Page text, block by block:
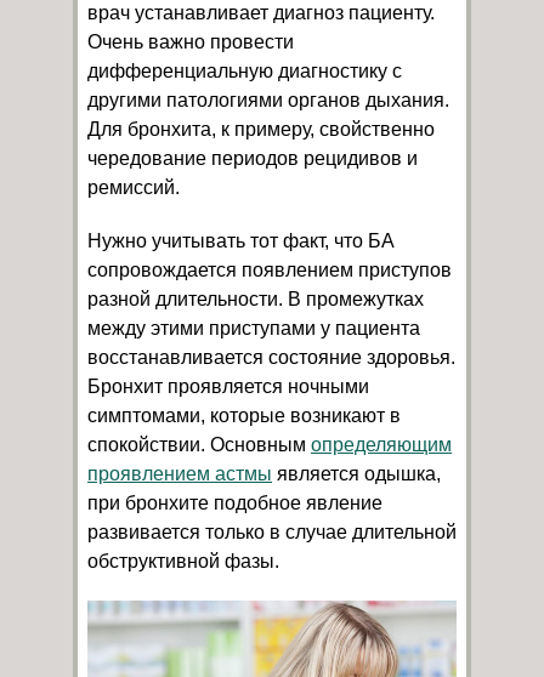
врач устанавливает диагноз пациенту.
Очень важно провести
дифференциальную диагностику с
другими патологиями органов дыхания.
Для бронхита, к примеру, свойственно
чередование периодов рецидивов и
ремиссий.
Нужно учитывать тот факт, что БА
сопровождается появлением приступов
разной длительности. В промежутках
между этими приступами у пациента
восстанавливается состояние здоровья.
Бронхит проявляется ночными
симптомами, которые возникают в
спокойствии. Основным определяющим
проявлением астмы является одышка,
при бронхите подобное явление
развивается только в случае длительной
обструктивной фазы.